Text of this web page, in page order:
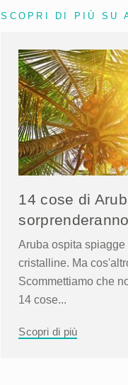
SCOPRI DI PIÙ SU
14 cose di
sorprenderanno
Aruba ospita
cristalline. Ma
Scommettiamo che
14 cose...
Scopri di più